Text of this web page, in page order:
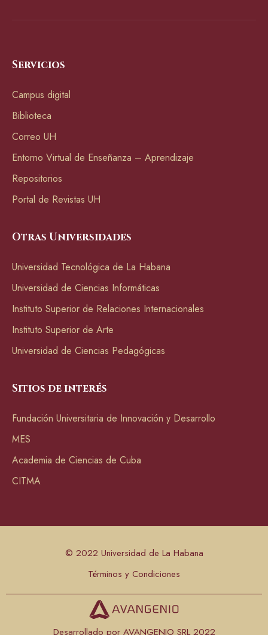
Servicios
Campus digital
Biblioteca
Correo UH
Entorno Virtual de Enseñanza – Aprendizaje
Repositorios
Portal de Revistas UH
Otras Universidades
Universidad Tecnológica de La Habana
Universidad de Ciencias Informáticas
Instituto Superior de Relaciones Internacionales
Instituto Superior de Arte
Universidad de Ciencias Pedagógicas
Sitios de interés
Fundación Universitaria de Innovación y Desarrollo
MES
Academia de Ciencias de Cuba
CITMA
© 2022 Universidad de La Habana
Términos y Condiciones
Desarrollado por AVANGENIO SRL 2022